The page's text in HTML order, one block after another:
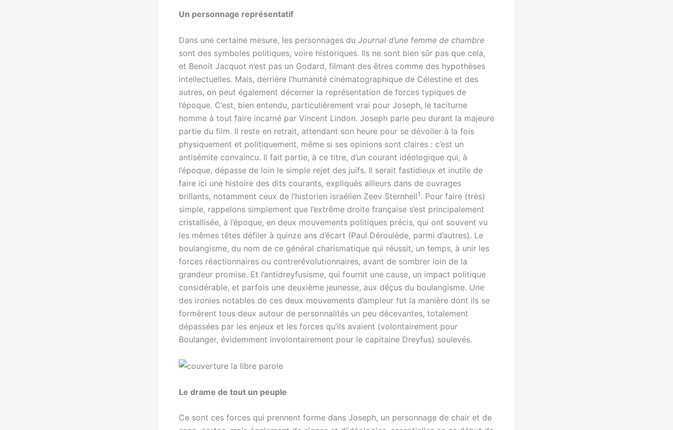
Un personnage représentatif
Dans une certaine mesure, les personnages du Journal d’une femme de chambre
sont des symboles politiques, voire historiques. Ils ne sont bien sûr pas que cela,
et Benoit Jacquot n’est pas un Godard, filmant des êtres comme des hypothèses
intellectuelles. Mais, derrière l’humanité cinématographique de Célestine et des
autres, on peut également décerner la représentation de forces typiques de
l’époque. C’est, bien entendu, particulièrement vrai pour Joseph, le taciturne
homme à tout faire incarné par Vincent Lindon. Joseph parle peu durant la majeure
partie du film. Il reste en retrait, attendant son heure pour se dévoiler à la fois
physiquement et politiquement, même si ses opinions sont claires : c’est un
antisémite convaincu. Il fait partie, à ce titre, d’un courant idéologique qui, à
l’époque, dépasse de loin le simple rejet des juifs. Il serait fastidieux et inutile de
faire ici une histoire des dits courants, expliqués ailleurs dans de ouvrages
brillants, notamment ceux de l’historien israélien Zeev Sternhell1 . Pour faire (très)
simple, rappelons simplement que l’extrême droite française s’est principalement
cristallisée, à l’époque, en deux mouvements politiques précis, qui ont souvent vu
les mêmes têtes défiler à quinze ans d’écart (Paul Déroulède, parmi d’autres). Le
boulangisme, du nom de ce général charismatique qui réussit, un temps, à unir les
forces réactionnaires ou contrerévolutionnaires, avant de sombrer loin de la
grandeur promise. Et l’antidreyfusisme, qui fournit une cause, un impact politique
considérable, et parfois une deuxième jeunesse, aux déçus du boulangisme. Une
des ironies notables de ces deux mouvements d’ampleur fut la manière dont ils se
formèrent tous deux autour de personnalités un peu décevantes, totalement
dépassées par les enjeux et les forces qu’ils avaient (volontairement pour
Boulanger, évidemment involontairement pour le capitaine Dreyfus) soulevés.
Le drame de tout un peuple
Ce sont ces forces qui prennent forme dans Joseph, un personnage de chair et de